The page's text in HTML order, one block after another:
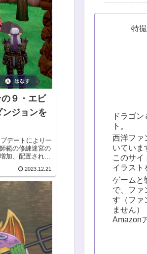
９・エビ
ジョンを
デートにより一
範の修練迷宮の
加、配置される
ちなみに相変わ
ちてないみたい
2023.12.21
特
ドラゴ
ト。
西洋ファ
いていま
このサイ
イラスト
ゲームと
で、ファ
す（ファ
ません）
Amazon